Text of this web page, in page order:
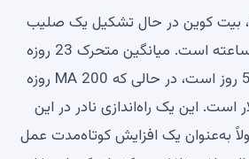
به گفته TradingView، بیت کوین در حال تشکیل یک صلیب
طلایی در نمودار چهار ساعته است. میانگین متحرک 23 روزه
آماده حرکت به بالای 50 روز است، در حالی که MA 200 روزه
زیر 100000 دلار است. این یک راه‌اندازی نادر در این
به‌عنوان یک افزایش کوتاه‌مدت عمل